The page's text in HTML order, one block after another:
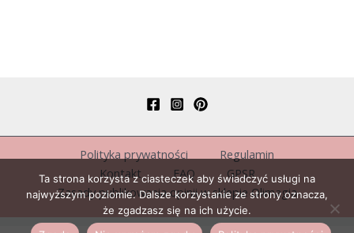
Polityka prywatności
Regulamin
Kontakt
FAQ
GPSR
Zasady publikowania opinii w sklepie Olimagia
Ta strona korzysta z ciasteczek aby świadczyć usługi na
najwyższym poziomie. Dalsze korzystanie ze strony oznacza,
że zgadzasz się na ich użycie.